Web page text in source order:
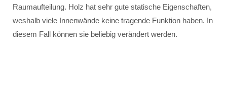
Raumaufteilung. Holz hat sehr gute statische Eigenschaften,
weshalb viele Innenwände keine tragende Funktion haben. In
diesem Fall können sie beliebig verändert werden.